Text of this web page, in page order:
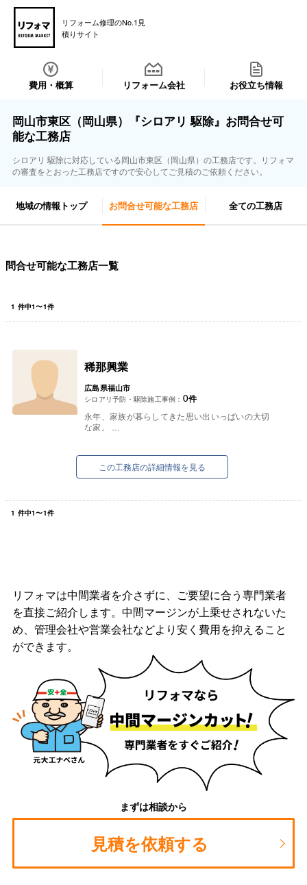
リフォーム修理のNo.1見
積りサイト
費用・概算 リフォーム会社 お役立ち情報
岡山市東区（岡山県）『シロアリ 駆除』お問合せ可
能な工務店
シロアリ 駆除に対応している岡山市東区（岡山県）の工務店です。リフォマ
の審査をとおった工務店ですので安心してご見積のご依頼ください。
地域の情報トップ お問合せ可能な工務店 全ての工務店
問合せ可能な工務店一覧
1 件中1〜1件
稀那興業
広島県福山市
シロアリ予防・駆除施工事例： 0件
永年、家族が暮らしてきた思い出いっぱいの大切
な家。
そんな方へ！リフォームでまるで新築気分に住ま
いを
生...
この工務店の詳細情報を見る
1 件中1〜1件
リフォマは中間業者を介さずに、ご要望に合う専門業者
を直接ご紹介します。中間マージンが上乗せされないた
め、管理会社や営業会社などより安く費用を抑えること
ができます。
まずは相談から
見積を依頼する